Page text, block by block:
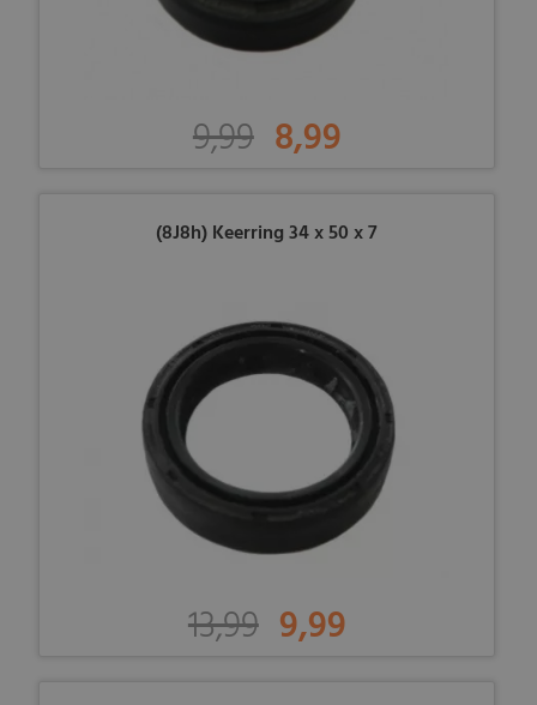
9,99 8,99
(8J8h) Keerring 34 x 50 x 7
13,99 9,99